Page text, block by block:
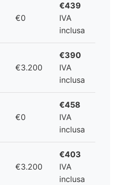
€0
€439
IVA
inclusa
€3.200
€390
IVA
inclusa
€0
€458
IVA
inclusa
€3.200
€403
IVA
inclusa